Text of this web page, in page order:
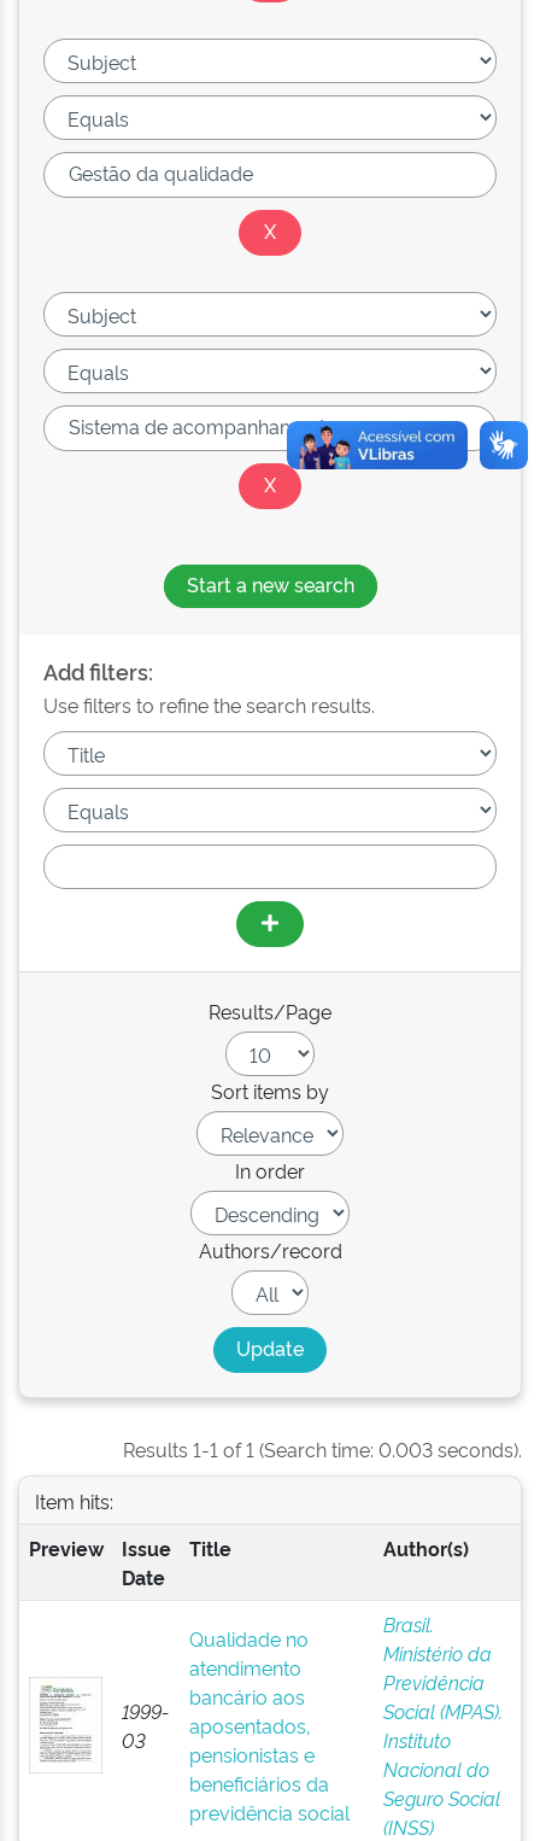
Start a new search
Add filters:
Use filters to refine the search results.
Results/Page
Sort items by
In order
Authors/record
Results 1-1 of 1 (Search time: 0.003 seconds).
Item hits:
Preview
Issue
Date
Title Author(s)
1999-
03
Qualidade no
atendimento
bancário aos
aposentados,
pensionistas e
beneficiários da
previdência social
Brasil.
Ministério da
Previdência
Social (MPAS).
Instituto
Nacional do
Seguro Social
(INSS)